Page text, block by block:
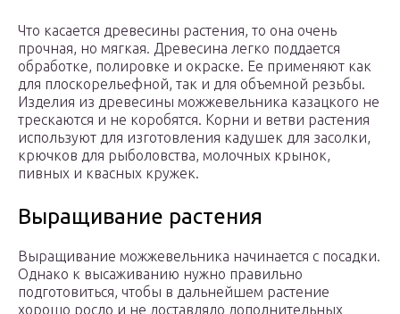
Что касается древесины растения, то она очень
прочная, но мягкая. Древесина легко поддается
обработке, полировке и окраске. Ее применяют как
для плоскорельефной, так и для объемной резьбы.
Изделия из древесины можжевельника казацкого не
трескаются и не коробятся. Корни и ветви растения
используют для изготовления кадушек для засолки,
крючков для рыболовства, молочных крынок,
пивных и квасных кружек.
Выращивание растения
Выращивание можжевельника начинается с посадки.
Однако к высаживанию нужно правильно
подготовиться, чтобы в дальнейшем растение
хорошо росло и не доставляло дополнительных